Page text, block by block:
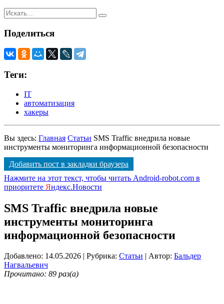
Поделиться
Теги:
IT
автоматизация
хакеры
Вы здесь: Главная Статьи SMS Traffic внедрила новые
инструменты мониторинга информационной безопасности
Добавить пост в закладки браузера
Нажмите на этот текст, чтобы читать Android-robot.com в
приоритете Яндекс.Новости
SMS Traffic внедрила новые
инструменты мониторинга
информационной безопасности
Добавлено: 14.05.2026 | Рубрика: Статьи | Автор: Бальдер
Нагвальевич
Прочитано: 89 раз(а)